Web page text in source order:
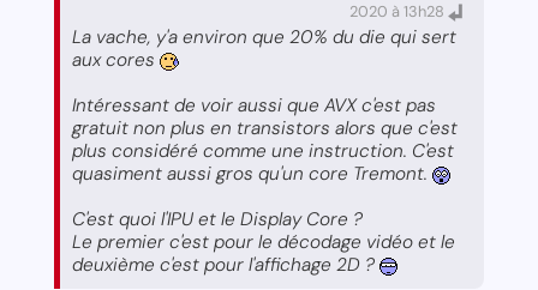
2020 à 13h28
La vache, y'a environ que 20% du die qui sert
aux cores
Intéressant de voir aussi que AVX c'est pas
gratuit non plus en transistors alors que c'est
plus considéré comme une instruction. C'est
quasiment aussi gros qu'un core Tremont.
C'est quoi l'IPU et le Display Core ?
Le premier c'est pour le décodage vidéo et le
deuxième c'est pour l'affichage 2D ?